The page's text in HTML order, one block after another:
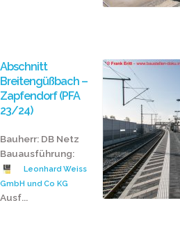
Abschnitt
Breitengüßbach –
Zapfendorf (PFA
23/24)
Bauherr: DB Netz
Bauausführung:
Leonhard Weiss
GmbH und Co KG
Ausf...